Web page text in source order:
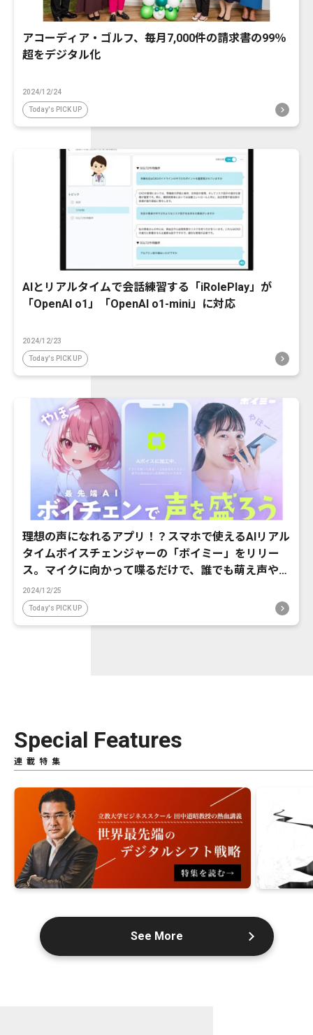
アコーディア・ゴルフ、毎月7,000件の請求書の99％
超をデジタル化
2024/12/24
Today's PICK UP
AIとリアルタイムで会話練習する「iRolePlay」が
「OpenAI o1」「OpenAI o1-mini」に対応
2024/12/23
Today's PICK UP
理想の声になれるアプリ！？スマホで使えるAIリアル
タイムボイスチェンジャーの「ボイミー」をリリー
ス。マイクに向かって喋るだけで、誰でも萌え声やイ
ケボ風に音声変換が可能に。
2024/12/25
Today's PICK UP
Special Features
連載特集
See More